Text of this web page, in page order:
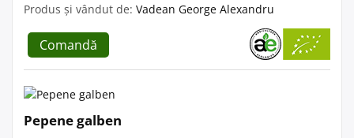
Produs și vândut de: Vadean George Alexandru
Comandă
Pepene galben